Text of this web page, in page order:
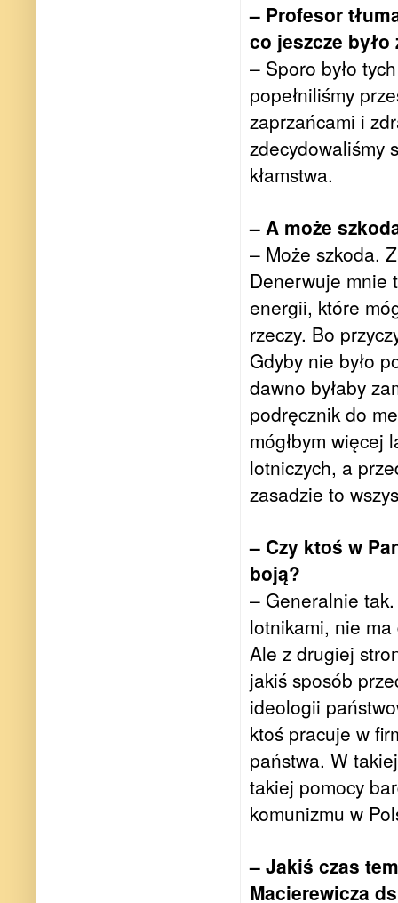
– Profesor
co jeszcze
– Sporo było
popełniliśmy
zaprzańcami i
zdecydowaliśmy
kłamstwa.
– A może
– Może szkoda.
Denerwuje mnie
energii, które
rzeczy. Bo
Gdyby nie było
dawno byłaby
podręcznik do
mógłbym więcej
lotniczych, a
zasadzie to
– Czy ktoś w
boją?
– Generalnie
lotnikami, nie
Ale z drugiej
jakiś sposób
ideologii
ktoś pracuje w
państwa. W
takiej pomocy
komunizmu w
– Jakiś czas
Macierewicza